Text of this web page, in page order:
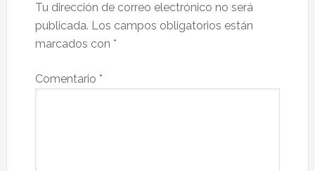
lectores
Tu dirección de correo electrónico no será
publicada. Los campos obligatorios están
marcados con *
Comentario *